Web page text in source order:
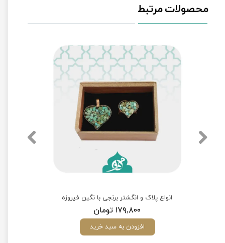
محصولات مرتبط
انواع پلاک و انگشتر برنجی با نگین فیروزه
۱۷۹,۸۰۰ تومان
افزودن به سبد خرید